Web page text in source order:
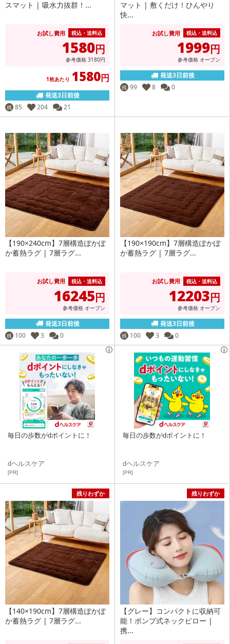
スマット | 吸水力抜群！...
お試し費用 税込・送料込
1580円
参考価格 3180円
1枚あたり 1580円
発送3日前後
残 85 204 21
マット | 敷くだけ！ひんやり
快...
お試し費用 税込・送料込
1999円
参考価格 オープン
発送3日前後
残 99 8 0
【190×240cm】7層構造ぽかぽ
か蓄熱ラグ | 7層ラグ...
お試し費用 税込・送料込
16245円
参考価格 オープン
発送3日前後
残 100 3 0
【190×190cm】7層構造ぽかぽ
か蓄熱ラグ | 7層ラグ...
お試し費用 税込・送料込
12203円
参考価格 オープン
発送3日前後
残 100 3 0
毎日の歩数がdポイントに！
dヘルスケア
[PR]
毎日の歩数がdポイントに！
dヘルスケア
[PR]
残りわずか
【140×190cm】7層構造ぽかぽ
か蓄熱ラグ | 7層ラグ...
残りわずか
【グレー】コンパクトに収納可
能！ポンプ式ネックピロー |
携...